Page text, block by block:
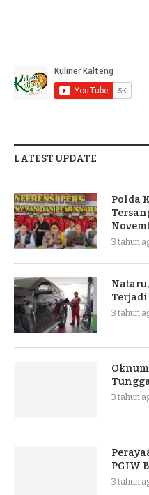
LATEST UPDATE
Polda
3 tahun
3 tahun
3 tahun
PGIW
3 tahun